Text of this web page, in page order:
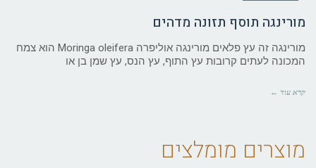
מורינגה תוסף תזונה מדהים
מורינגה זה עץ פלאים מורינגה אוליפרה Moringa oleifera הוא צמח
המכונה לעתים קרובות עץ התוף, עץ הנס, עץ שמן בן או
קרא עוד ←
מוצרים מומלצים